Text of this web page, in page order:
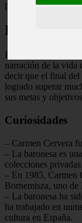
posterior carrera
Final
El documental no
narración de la vida
decir que el final del
logrado superar
sus metas y objetivos
Curiosidades
– Carmen Cervera
– La baronesa es
colecciones
– En 1985, Carmen
Bornemisza, uno de
– La baronesa ha
ha trabajado en
cultura en España.